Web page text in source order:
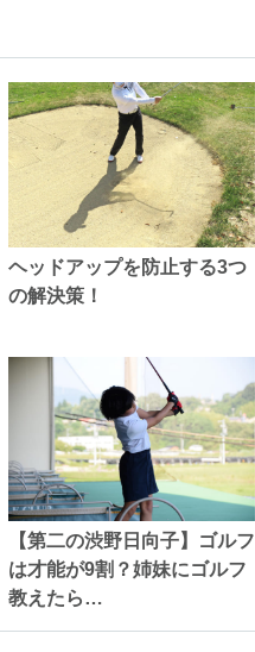
ヘッドアップを防止する3つ
の解決策！
【第二の渋野日向子】ゴルフ
は才能が9割？姉妹にゴルフ
教えたら…